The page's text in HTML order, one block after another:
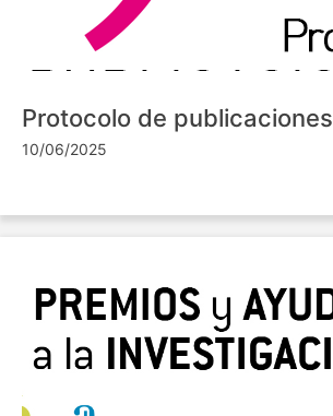
Protocolo de publicaciones
10/06/2025